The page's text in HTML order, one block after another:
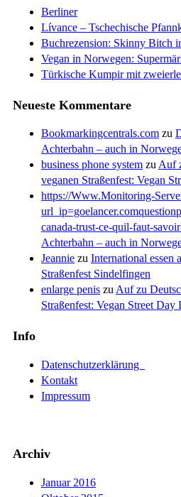
Berliner
Lívance – Tschechische
Buchrezension: Skinny Bitch
Vegan in Norwegen:
Türkische Kumpir mit
Neueste Kommentare
Bookmarkingcentrals.com zu
Achterbahn – auch in
business phone system zuAuf
veganen Straßenfest: Vegan
https://Www.Monitoring-
canada-trust-ce-quil-faut-
Achterbahn – auch in
Jeannie zu International essen
Straßenfest Sindelfingen
enlarge penis zuAuf zu
Straßenfest: Vegan Street Day
Info
Datenschutzerklärung
Kontakt
Impressum
Archiv
Januar 2016